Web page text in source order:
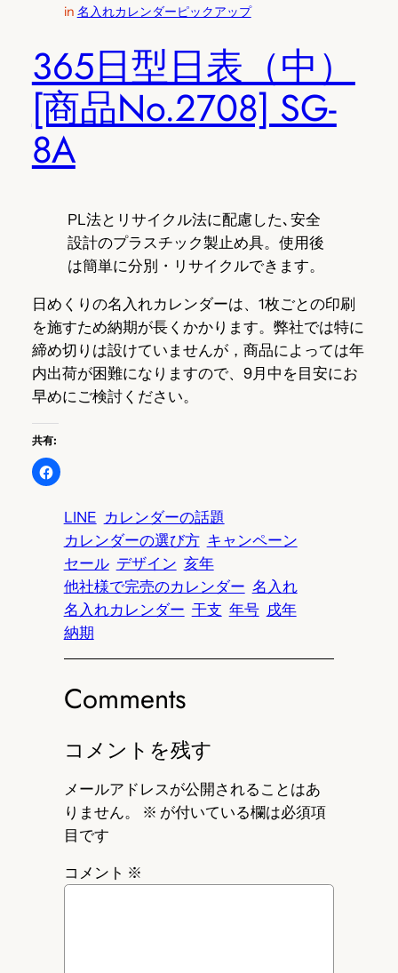
in 名入れカレンダーピックアップ
365日型日表（中）
[商品No.2708] SG-
8A
PL法とリサイクル法に配慮した､安全
設計のプラスチック製止め具。使用後
は簡単に分別・リサイクルできます。
日めくりの名入れカレンダーは、1枚ごとの印刷
を施すため納期が長くかかります。弊社では特に
締め切りは設けていませんが，商品によっては年
内出荷が困難になりますので、9月中を目安にお
早めにご検討ください。
共有:
LINE カレンダーの話題
カレンダーの選び方 キャンペーン
セール デザイン 亥年
他社様で完売のカレンダー 名入れ
名入れカレンダー 干支 年号 戌年
納期
Comments
コメントを残す
メールアドレスが公開されることはあ
りません。
※ が付いている欄は必須項
目です
コメント ※